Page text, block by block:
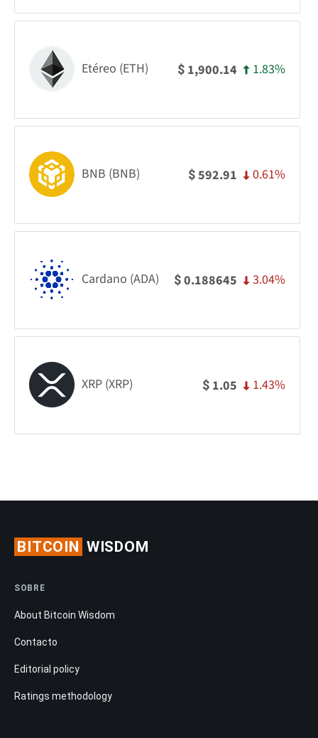
Etéreo (ETH) $ 1,900.14 1.83%
BNB (BNB) $592.91 0.61%
Cardano (ADA) $0.188645 3.04%
XRP (XRP) $ 1.05 1.43%
BITCOIN WISDOM
SOBRE
About Bitcoin Wisdom
Contacto
Editorial policy
Ratings methodology